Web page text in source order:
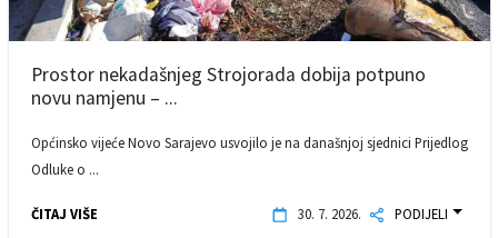
Prostor nekadašnjeg Strojorada dobija potpuno
novu namjenu – ...
Općinsko vijeće Novo Sarajevo usvojilo je na današnjoj sjednici Prijedlog
Odluke o ...
ČITAJ VIŠE 30. 7. 2026. PODIJELI